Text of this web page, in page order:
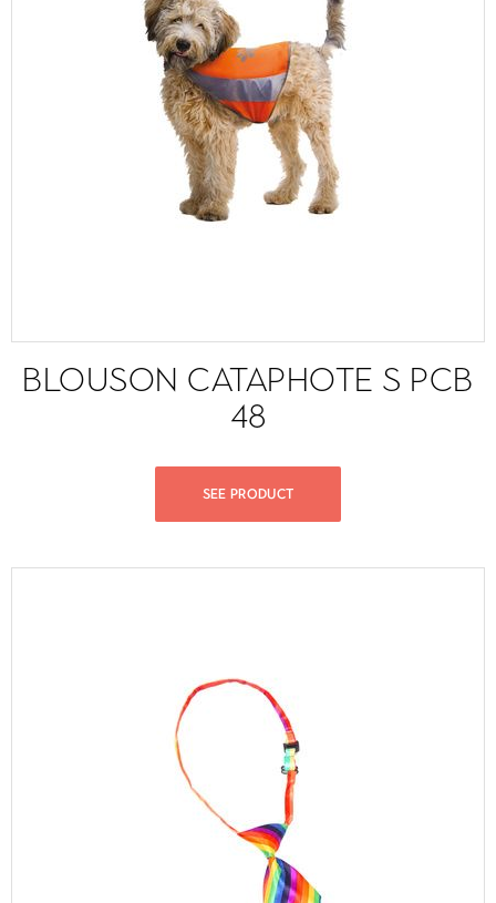
BLOUSON CATAPHOTE S PCB
48
SEE PRODUCT